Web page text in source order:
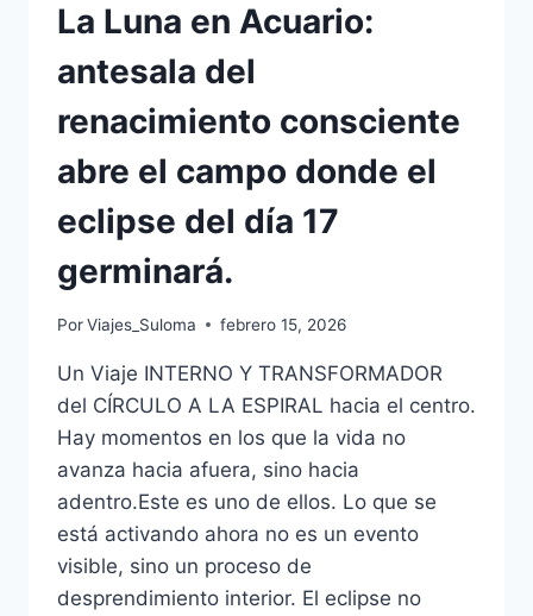
La Luna en Acuario:
antesala del
renacimiento consciente
abre el campo donde el
eclipse del día 17
germinará.
PorViajes_Suloma febrero 15, 2026
Un Viaje INTERNO Y TRANSFORMADOR
del CÍRCULO A LA ESPIRAL hacia el centro.
Hay momentos en los que la vida no
avanza hacia afuera, sino hacia
adentro.Este es uno de ellos. Lo que se
está activando ahora no es un evento
visible, sino un proceso de
desprendimiento interior. El eclipse no